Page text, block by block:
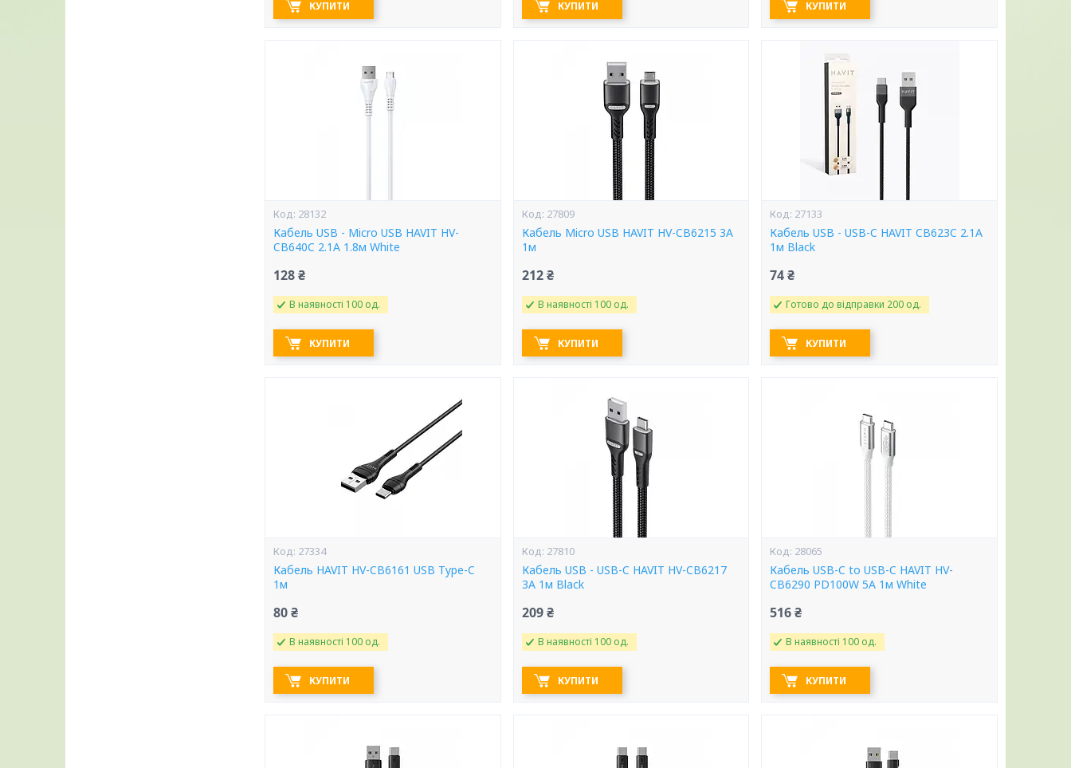
КУПИТИ КУПИТИ КУПИТИ
28132
Кабель USB - Micro USB HAVIT HV-
CB640C 2.1A 1.8м White
128 ₴
В наявності 100 од.
КУПИТИ
27809
Кабель Micro USB HAVIT HV-CB6215 3A
1м
212 ₴
В наявності 100 од.
КУПИТИ
27133
Кабель USB - USB-C HAVIT CB623C 2.1A
1м Black
74 ₴
Готово до відправки 200 од.
КУПИТИ
27334
Кабель HAVIT HV-CB6161 USB Type-C
1м
80 ₴
В наявності 100 од.
КУПИТИ
27810
Кабель USB - USB-C HAVIT HV-CB6217
3A 1м Black
209 ₴
В наявності 100 од.
КУПИТИ
28065
Кабель USB-C to USB-C HAVIT HV-
CB6290 PD100W 5A 1м White
516 ₴
В наявності 100 од.
КУПИТИ